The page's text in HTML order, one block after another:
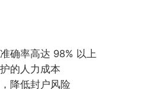
确率高达 98% 以上
的人力成本
降低封户风险